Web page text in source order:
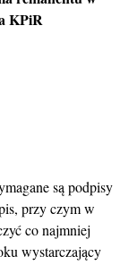
KPiR
są podpisy
przy czym w
co najmniej
wystarczający